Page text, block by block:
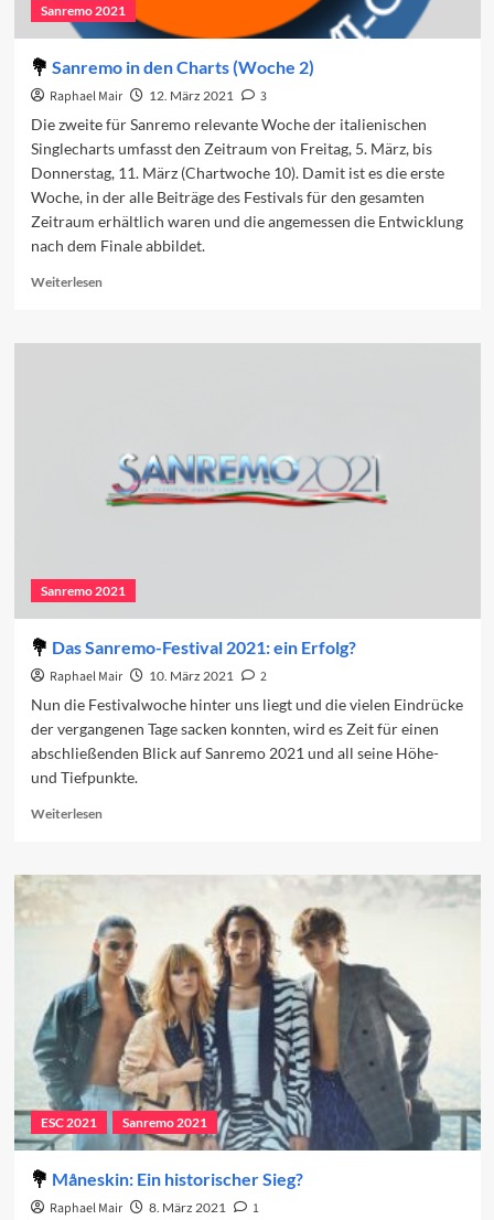
Sanremo 2021
Sanremo in den Charts (Woche 2)
Raphael Mair 12. März 2021
3
Die zweite für Sanremo relevante Woche der italienischen
Singlecharts umfasst den Zeitraum von Freitag, 5. März, bis
Donnerstag, 11. März (Chartwoche 10). Damit ist es die erste
Woche, in der alle Beiträge des Festivals für den gesamten
Zeitraum erhältlich waren und die angemessen die Entwicklung
nach dem Finale abbildet.
WeiterlesenRead
Sanremo
Sanremo 2021
Das Sanremo-Festival 2021: ein Erfolg?
Raphael Mair 10. März 2021
2
Nun die Festivalwoche hinter uns liegt und die vielen Eindrücke
der vergangenen Tage sacken konnten, wird es Zeit für einen
abschließenden Blick auf Sanremo 2021 und all seine Höhe-
und Tiefpunkte.
WeiterlesenRead
Das
Festival
2021:
ein
Erfolg?
ESC 2021 Sanremo 2021
Måneskin: Ein historischer Sieg?
Raphael Mair 8. März 2021 1